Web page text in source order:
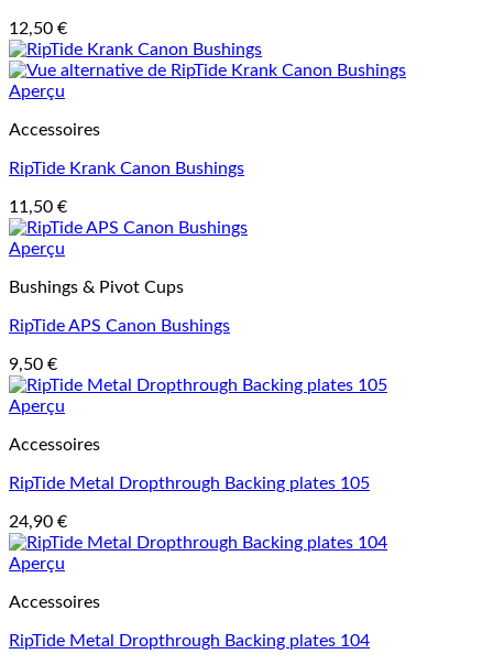
12,50 €
Aperçu
Accessoires
RipTide Krank Canon Bushings
11,50 €
Aperçu
Bushings & Pivot Cups
RipTide APS Canon Bushings
9,50 €
Aperçu
Accessoires
RipTide Metal Dropthrough Backing plates 105
24,90 €
Aperçu
Accessoires
RipTide Metal Dropthrough Backing plates 104